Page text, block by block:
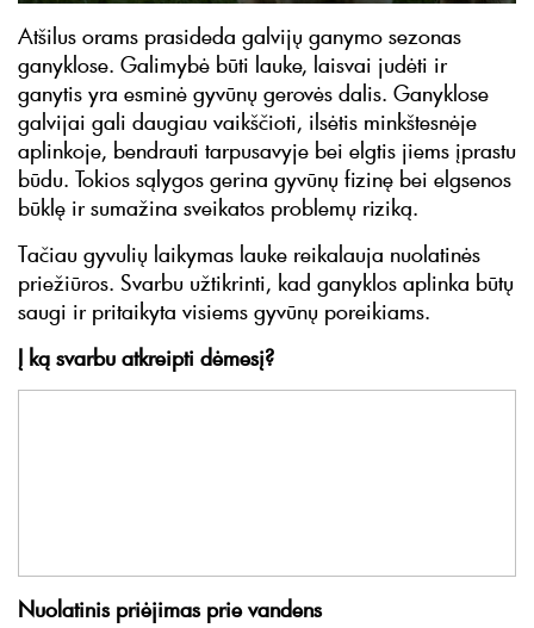
Atšilus orams prasideda galvijų ganymo sezonas
ganyklose. Galimybė būti lauke, laisvai judėti ir
ganytis yra esminė gyvūnų gerovės dalis. Ganyklose
galvijai gali daugiau vaikščioti, ilsėtis minkštesnėje
aplinkoje, bendrauti tarpusavyje bei elgtis jiems įprastu
būdu. Tokios sąlygos gerina gyvūnų fizinę bei elgsenos
būklę ir sumažina sveikatos problemų riziką.
Tačiau gyvulių laikymas lauke reikalauja nuolatinės
priežiūros. Svarbu užtikrinti, kad ganyklos aplinka būtų
saugi ir pritaikyta visiems gyvūnų poreikiams.
Į ką svarbu atkreipti dėmesį?
Nuolatinis priėjimas prie vandens